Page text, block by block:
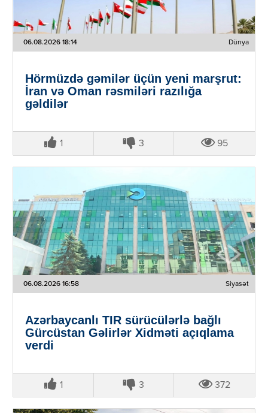
06.08.2026 18:14 Dünya
Hörmüzdə gəmilər üçün yeni marşrut:
İran və Oman rəsmiləri razılığa
gəldilər
1 3 95
06.08.2026 16:58 Siyasət
Azərbaycanlı TIR sürücülərlə bağlı
Gürcüstan Gəlirlər Xidməti açıqlama
verdi
1 3 372